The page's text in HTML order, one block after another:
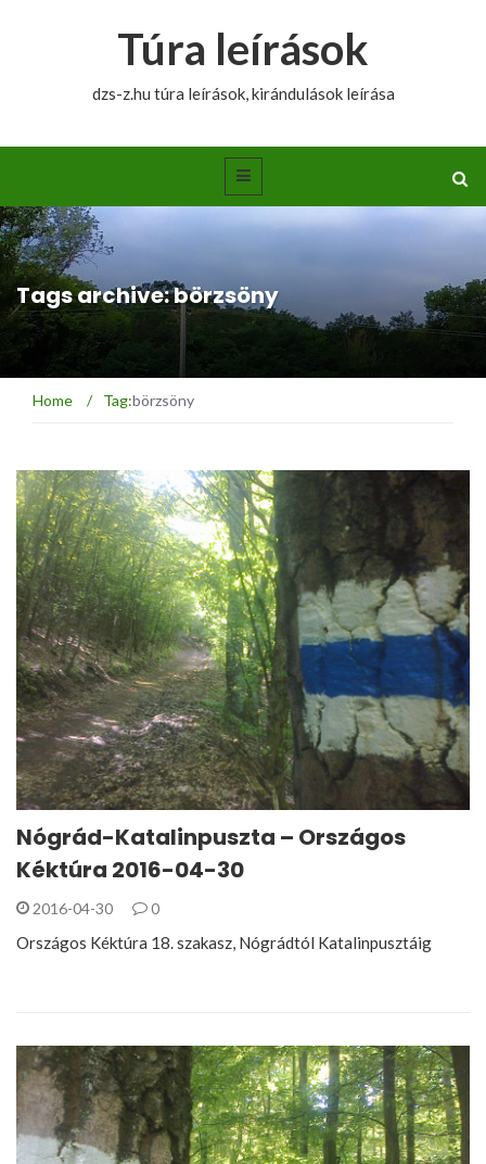
Túra leírások
dzs-z.hu túra leírások, kirándulások leírása
Tags archive: börzsöny
Home / Tag:börzsöny
Nógrád-Katalinpuszta – Országos
Kéktúra 2016-04-30
2016-04-30 0
Országos Kéktúra 18. szakasz, Nógrádtól Katalinpusztáig